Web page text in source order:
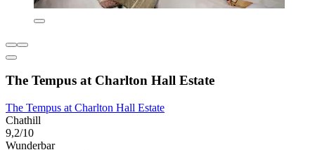
The Tempus at Charlton Hall Estate
The Tempus at Charlton Hall Estate
Chathill
9,2/10
Wunderbar